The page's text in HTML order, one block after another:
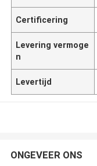
Certificering
Levering vermoge
n
Levertijd
ONGEVEER ONS